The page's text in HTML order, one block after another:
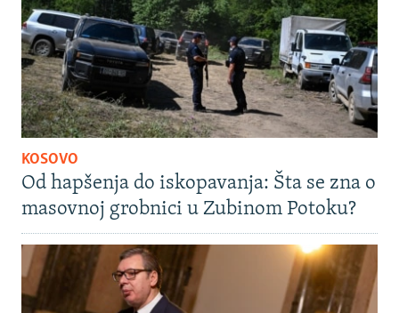
KOSOVO
Od hapšenja do iskopavanja: Šta se zna o
masovnoj grobnici u Zubinom Potoku?